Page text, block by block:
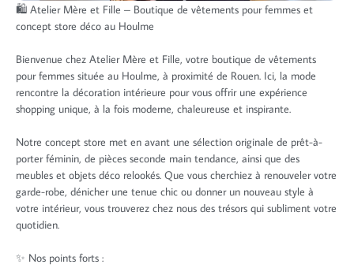
🛍️ Atelier Mère et Fille – Boutique de vêtements pour femmes et
concept store déco au Houlme
Bienvenue chez Atelier Mère et Fille, votre boutique de vêtements
pour femmes située au Houlme, à proximité de Rouen. Ici, la mode
rencontre la décoration intérieure pour vous offrir une expérience
shopping unique, à la fois moderne, chaleureuse et inspirante.
Notre concept store met en avant une sélection originale de prêt-à-
porter féminin, de pièces seconde main tendance, ainsi que des
meubles et objets déco relookés. Que vous cherchiez à renouveler votre
garde-robe, dénicher une tenue chic ou donner un nouveau style à
votre intérieur, vous trouverez chez nous des trésors qui subliment votre
quotidien.
✨ Nos points forts :